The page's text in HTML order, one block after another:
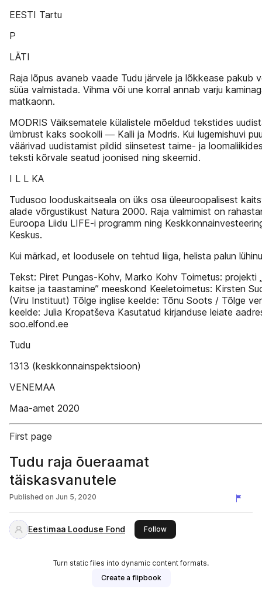
EESTI Tartu
P
LÄTI
Raja lõpus avaneb vaade Tudu järvele ja lõkkease pakub
süüa valmistada. Vihma või une korral annab varju
matkaonn.
MODRIS Väiksematele külalistele mõeldud tekstides
ümbrust kaks sookolli ― Kalli ja Modris. Kui lugemishuvi
väärivad uudistamist pildid siinsetest taime- ja
teksti kõrvale seatud joonised ning skeemid.
I L L KA
Tudusoo looduskaitseala on üks osa üleeuroopalisest
alade võrgustikust Natura 2000. Raja valmimist on
Euroopa Liidu LIFE-i programm ning
Keskus.
Kui märkad, et loodusele on tehtud liiga, helista palun
Tekst: Piret Pungas-Kohv, Marko Kohv Toimetus: projekti
kaitse ja taastamine” meeskond Keeletoimetus: Kirsten
(Viru Instituut) Tõlge inglise keelde: Tõnu Soots / Tõlge
keelde: Julia Kropatševa Kasutatud kirjanduse leiate
soo.elfond.ee
Tudu
1313 (keskkonnainspektsioon)
VENEMAA
Maa-amet 2020
First page
Tudu raja õueraamat
täiskasvanutele
Published on Jun 5, 2020
Eestimaa Looduse Fond Followthis publisher
Turn static files into dynamic content formats.
Create a flipbook